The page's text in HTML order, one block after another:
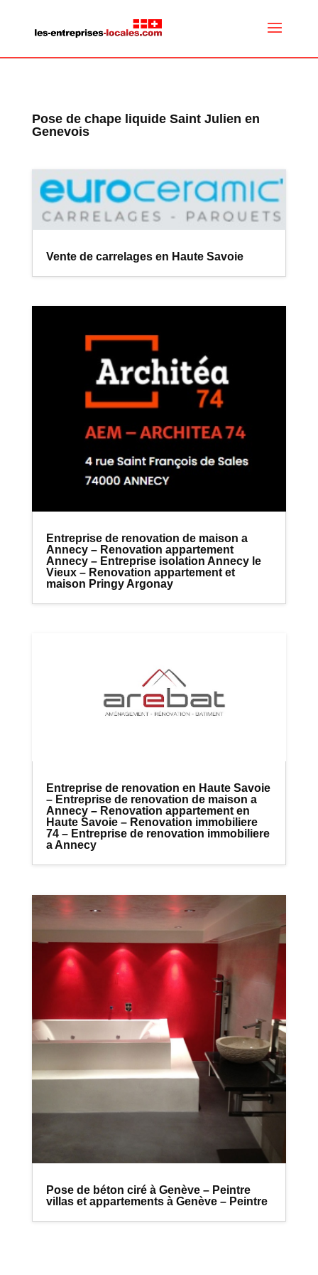
Pose de chape liquide Saint Julien en
Genevois
Vente de carrelages en Haute Savoie
Entreprise de renovation de maison a
Annecy – Renovation appartement
Annecy – Entreprise isolation Annecy le
Vieux – Renovation appartement et
maison Pringy Argonay
Entreprise de renovation en Haute Savoie
– Entreprise de renovation de maison a
Annecy – Renovation appartement en
Haute Savoie – Renovation immobiliere
74 – Entreprise de renovation immobiliere
a Annecy
Pose de béton ciré à Genève – Peintre
villas et appartements à Genève – Peintre